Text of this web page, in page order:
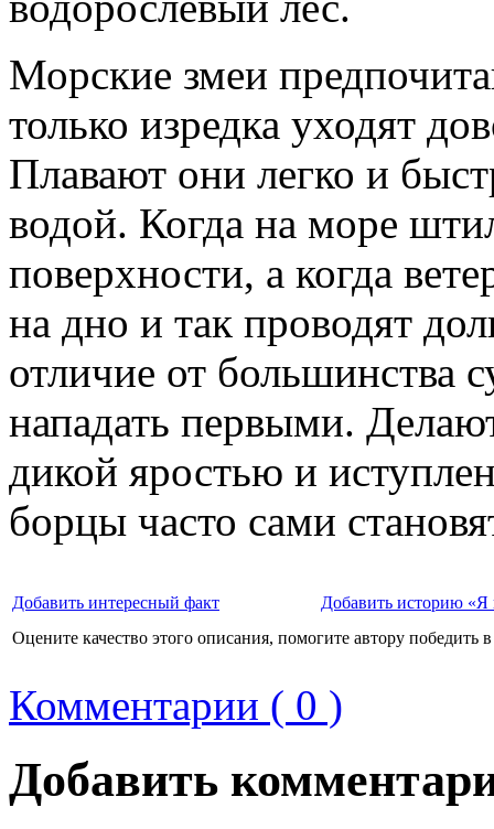
Морские змеи
только изредка уходят
Плавают они легко и
водой. Когда на море
поверхности, а когда
на дно и так проводят
отличие от большинства
нападать первыми.
дикой яростью и
борцы часто сами
Добавить интересный факт
Добавить историю
Оцените качество этого описания, помогите автору победить
Комментарии ( 0 )
Добавить